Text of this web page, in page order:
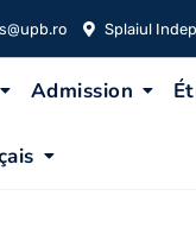
Splaiul
Admission